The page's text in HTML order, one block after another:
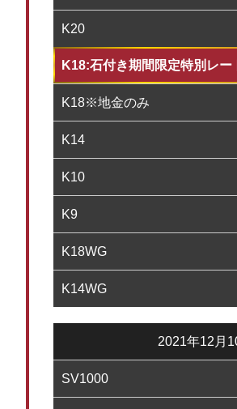
K20
K18:石付き期間限定特別レー
K18※地金のみ
K14
K10
K9
K18WG
K14WG
2021年12月
SV1000